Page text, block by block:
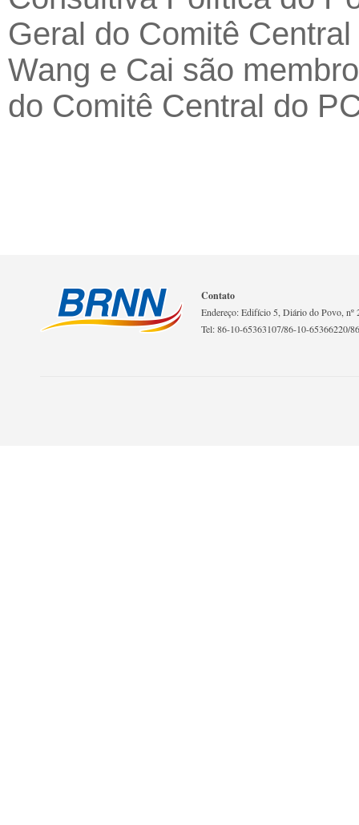
Geral do Comitê
Wang e Cai são
do Comitê Central do
Contato
Endereço: Edifício 5, Diário do Povo,
Tel: 86-10-65363107/86-10-65366220/